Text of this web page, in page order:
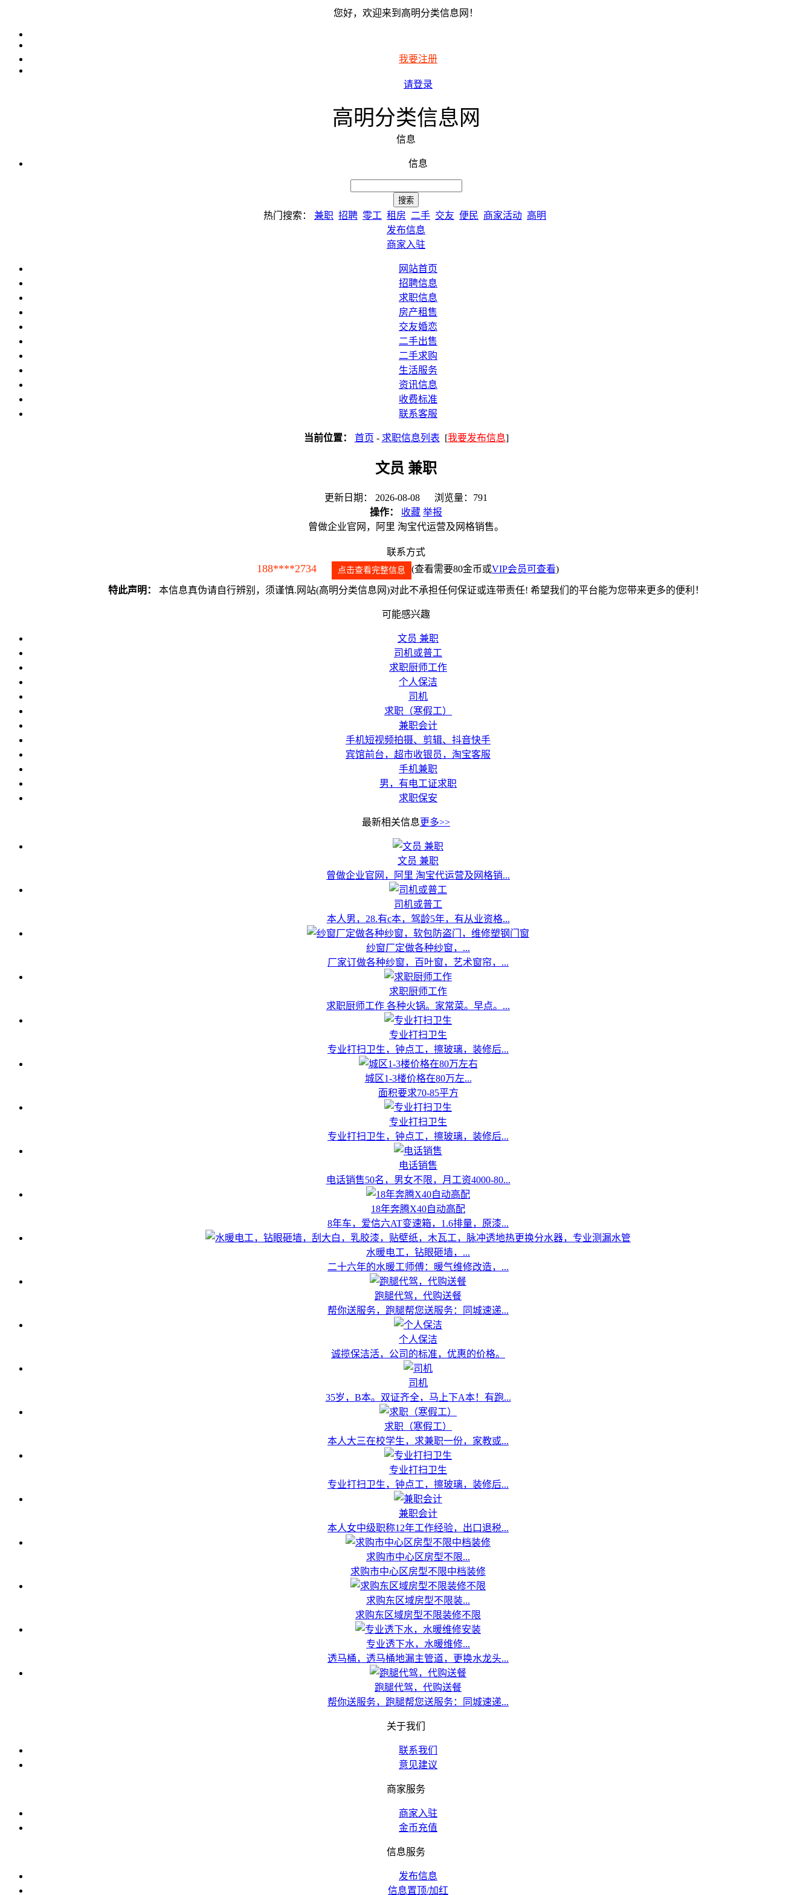
您好，欢迎来到高明分类信息网！
我要注册
请登录
高明分类信息网
信息
信息
热门搜索： 兼职 招聘 零工 租房 二手 交友 便民 商家活动 高明
发布信息
商家入驻
网站首页
招聘信息
求职信息
房产租售
交友婚恋
二手出售
二手求购
生活服务
资讯信息
收费标准
联系客服
当前位置： 首页 - 求职信息列表 [我要发布信息]
文员 兼职
更新日期： 2026-08-08 浏览量：791
操作：
收藏 举报
曾做企业官网，阿里 淘宝代运营及网格销售。
联系方式
188****2734 点击查看完整信息 (查看需要80金币或VIP会员可查看)
特此声明： 本信息真伪请自行辨别，须谨慎.网站(高明分类信息网)对此不承担任何保证或连带责任! 希望我们的平台能为您带来更多的便利！
可能感兴趣
文员 兼职
司机或普工
求职厨师工作
个人保洁
司机
求职（寒假工）
兼职会计
手机短视频拍摄、剪辑、抖音快手
宾馆前台，超市收银员，淘宝客服
手机兼职
男，有电工证求职
求职保安
最新相关信息更多>>
文员 兼职
曾做企业官网，阿里 淘宝代运营及网格销...
司机或普工
本人男，28.有c本，驾龄5年，有从业资格...
纱窗厂定做各种纱窗，...
厂家订做各种纱窗，百叶窗，艺术窗帘，...
求职厨师工作
求职厨师工作 各种火锅。家常菜。早点。...
专业打扫卫生
专业打扫卫生，钟点工，擦玻璃，装修后...
城区1-3楼价格在80万左...
面积要求70-85平方
专业打扫卫生
专业打扫卫生，钟点工，擦玻璃，装修后...
电话销售
电话销售50名，男女不限，月工资4000-80...
18年奔腾X40自动高配
8年车，爱信六AT变速箱，1.6排量，原漆...
水暖电工，钻眼砸墙，...
二十六年的水暖工师傅：暖气维修改造，...
跑腿代驾，代购送餐
帮你送服务，跑腿帮您送服务：同城速递...
个人保洁
诚揽保洁活，公司的标准，优惠的价格。
司机
35岁，B本。双证齐全，马上下A本！有跑...
求职（寒假工）
本人大三在校学生，求兼职一份，家教或...
专业打扫卫生
专业打扫卫生，钟点工，擦玻璃，装修后...
兼职会计
本人女中级职称12年工作经验，出口退税...
求购市中心区房型不限...
求购市中心区房型不限中档装修
求购东区域房型不限装...
求购东区域房型不限装修不限
专业透下水，水暖维修...
透马桶，透马桶地漏主管道，更换水龙头...
跑腿代驾，代购送餐
帮你送服务，跑腿帮您送服务：同城速递...
关于我们
联系我们
意见建议
商家服务
商家入驻
金币充值
信息服务
发布信息
信息置顶/加红